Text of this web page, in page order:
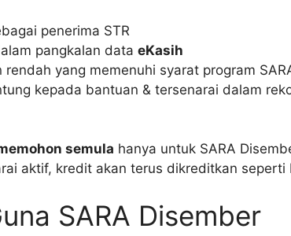
penerima STR
pangkalan data eKasih
yang memenuhi syarat program
kepada bantuan & tersenarai dalam
semula hanya untuk SARA
aktif, kredit akan terus dikreditkan seperti
SARA Disember